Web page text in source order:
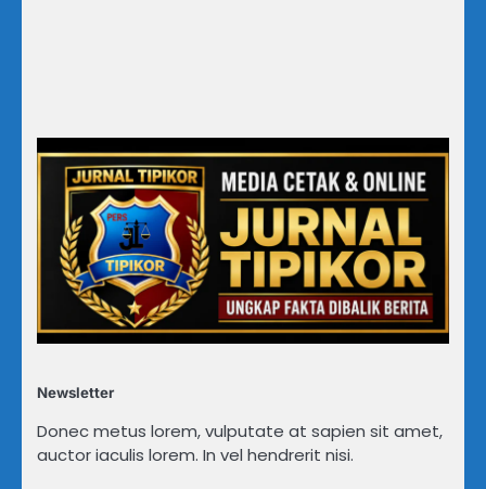
Newsletter
Donec metus lorem, vulputate at sapien sit amet,
auctor iaculis lorem. In vel hendrerit nisi.